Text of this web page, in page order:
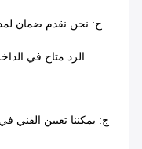
الرد متاح في
ج: يمكننا تعيين الفني